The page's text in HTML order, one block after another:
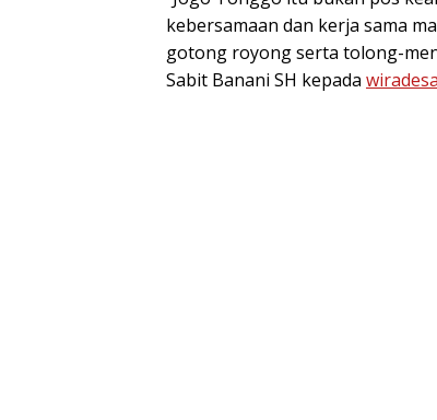
kebersamaan dan kerja sama
gotong royong serta tolong-
Sabit Banani SH kepada